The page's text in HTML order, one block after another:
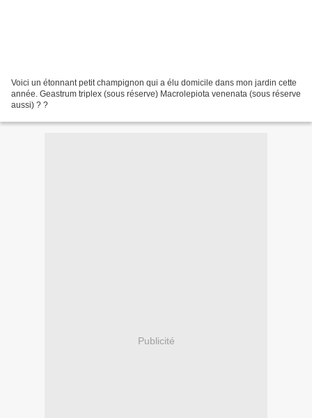
Voici un étonnant petit champignon qui a élu domicile dans mon jardin cette
année. Geastrum triplex (sous réserve) Macrolepiota venenata (sous réserve
aussi) ? ?
Publicité